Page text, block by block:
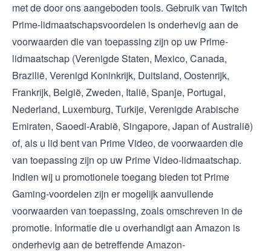
met de door ons aangeboden tools. Gebruik van Twitch
Prime-lidmaatschapsvoordelen is onderhevig aan de
voorwaarden die van toepassing zijn op uw Prime-
lidmaatschap (Verenigde Staten, Mexico, Canada,
Brazilië, Verenigd Koninkrijk, Duitsland, Oostenrijk,
Frankrijk, België, Zweden, Italië, Spanje, Portugal,
Nederland, Luxemburg, Turkije, Verenigde Arabische
Emiraten, Saoedi-Arabië, Singapore, Japan ofAustralië)
of, als u lid bent van Prime Video, devoorwaarden die
van toepassing zijn op uw Prime Video-lidmaatschap.
Indien wij u promotionele toegang bieden tot Prime
Gaming-voordelen zijn er mogelijk aanvullende
voorwaarden van toepassing, zoals omschreven in de
promotie. Informatie die u overhandigt aan Amazon is
onderhevig aan de betreffendeAmazon-